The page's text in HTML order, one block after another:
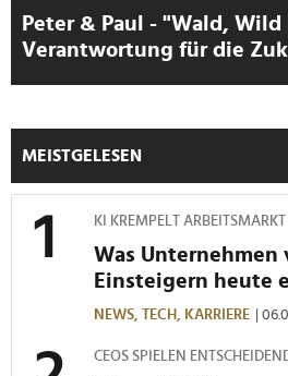
Peter & Paul - "Wald,
Verantwortung für die
MEISTGELESEN
KI KREMPELT
Was Unternehmen
Einsteigern heute
NEWS, TECH, KARRIERE |
CEOS SPIELEN